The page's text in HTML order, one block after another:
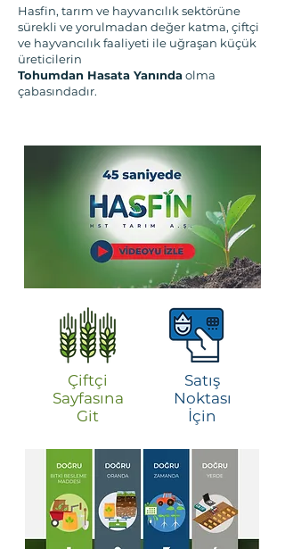
Hasfin, tarım ve hayvancılık sektörüne
sürekli ve yorulmadan değer katma, çiftçi
ve hayvancılık faaliyeti ile uğraşan küçük
üreticilerin
Tohumdan Hasata Yanındaolma
çabasındadır.
Çiftçi
Sayfasına
Git
Satış
Noktası
İçin